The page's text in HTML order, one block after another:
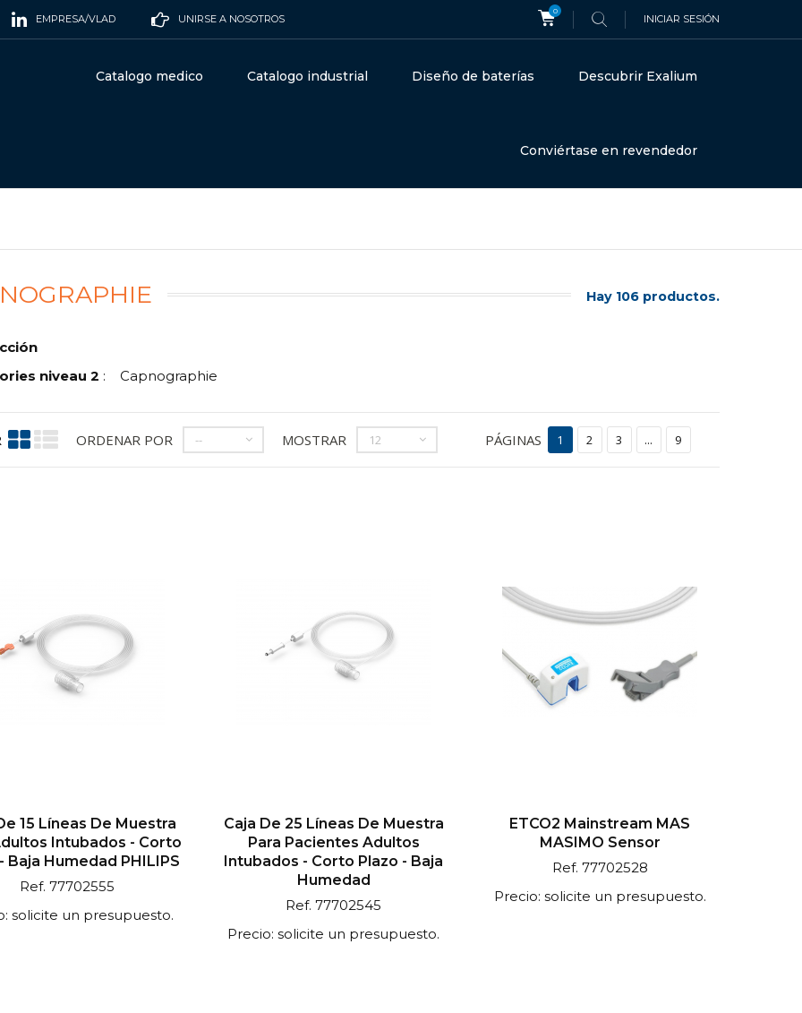
EMPRESA/VLAD UNIRSE A NOSOTROS
0
INICIAR SESIÓN
Catalogo medico Catalogo industrial Diseño de baterías Descubrir Exalium
Conviértase en revendedor
Hay 106 productos.
niveau 2 : Capnographie
ORDENAR POR -- MOSTRAR 12 PÁGINAS 1 2 3 ... 9
15 Líneas De Muestra
Intubados - Corto
Baja Humedad PHILIPS
Ref. 77702555
solicite un presupuesto.
Caja De 25 Líneas De Muestra
Para Pacientes Adultos
Intubados - Corto Plazo - Baja
Humedad
Ref. 77702545
Precio: solicite un presupuesto.
ETCO2 Mainstream MAS
MASIMO Sensor
Ref. 77702528
Precio: solicite un presupuesto.